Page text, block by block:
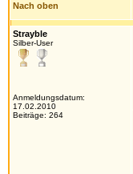
Nach oben
Strayble
Silber-User
Anmeldungsdatum:
17.02.2010
Beiträge: 264